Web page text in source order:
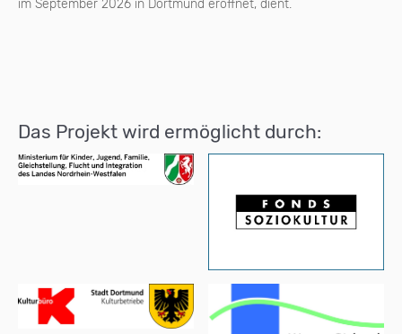
im September 2026 in Dortmund eröffnet, dient.
Das Projekt wird ermöglicht durch: